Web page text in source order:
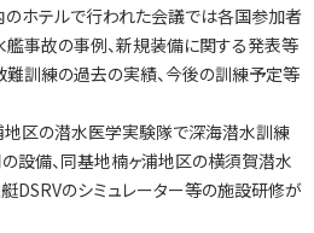
ホテルで行われた会議では各国参加者
事故の事例、新規装備に関する発表等
訓練の過去の実績、今後の訓練予定等
区の潜水医学実験隊で深海潜水訓練
設備、同基地楠ヶ浦地区の横須賀潜水
DSRVのシミュレーター等の施設研修が